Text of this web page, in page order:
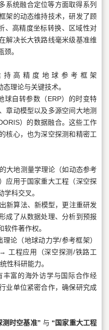
系统融合定位等方面取得系列
架的动态维持技术，研发了顾
、高精度坐标转换、区域性对
解决长大铁路线毫米级基准维
。
高精度地球参考框架
理论与关键技术。
球自转参数（ERP）的时变特
章动模型以及多源空间大地测
）的数据融合。这些工作
核心，也为深空探测和精密工
大地测量学理论（如动态参考
应用于国家重大工程（深空探
科交叉。
新算法、新模型，更注重研发
成了从数据处理、分析到预报
件著作权。
论（地球动力学/参考框架）
工程应用（深空探测/铁路工
性科研能力。
富的海外访学与国际合作经
业单位紧密合作，确保研究成
测时空基准” 与 “国家重大工程